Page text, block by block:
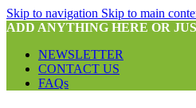
Skip to navigation Skip to main
ADD ANYTHING HERE OR
NEWSLETTER
CONTACT US
FAQs